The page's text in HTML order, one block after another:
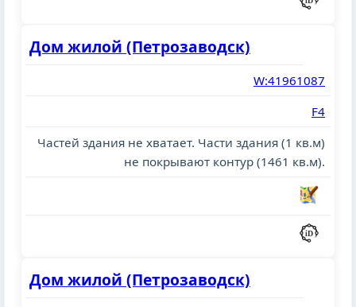
Дом жилой (Петрозаводск)
W:41961087
F4
Частей здания не хватает. Части здания (1 кв.м)
не покрывают контур (1461 кв.м).
Дом жилой (Петрозаводск)